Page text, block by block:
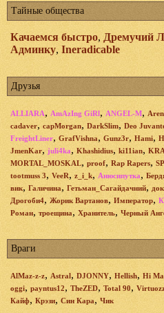
Тайные общества
Качаемся быстро,Дремучий
Админку, Ineradicable
Друзья
ALLIARA, AmAzIng GiRl, ANGEL-M,
cadaver, capMorgan, DarkSlim, Deo
FreightLiner, GrafVishna, Gunz3r, Hami,
JmenKar, juli4ka, Khashidius, ki11ian,
MORTAL_MOSKAL, proof, Rap Rapers,
tootmuss 3, VeeR, z_i_k, Анюсипутка,
вик,Галичина, Гетьман_Сагайдачний,
Дрогоби4, Жорик Вартанов, Император,
Роман, троещина, Хранитель, Черный
Враги
AlMaz-z-z, Astral, DJONNY, Hellish, Hi
oggi, payntus12, TheZED, Total 90,
Кайф, Крэзи, Син Кара, Чик